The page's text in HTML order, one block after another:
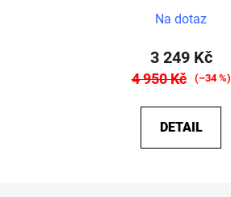
Na dotaz
3 249 Kč
4 950 Kč (–34 %)
DETAIL